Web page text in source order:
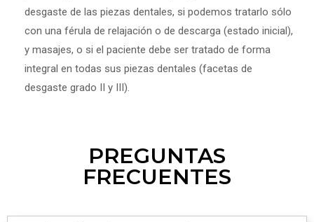
desgaste de las piezas dentales, si podemos tratarlo sólo
con una férula de relajación o de descarga (estado inicial),
y masajes, o si el paciente debe ser tratado de forma
integral en todas sus piezas dentales (facetas de
desgaste grado II y III).
PREGUNTAS
FRECUENTES